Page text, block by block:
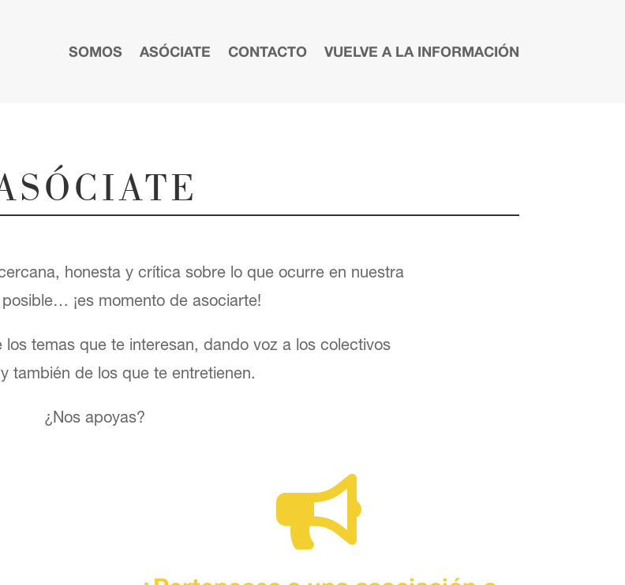
SOMOS ASÓCIATE CONTACTO VUELVE A LA INFORMACIÓN
honesta y crítica sobre lo que ocurre en nuestra
¡es momento de asociarte!
los temas que te interesan, dando voz a los colectivos
también de los que te entretienen.
¿Nos apoyas?
